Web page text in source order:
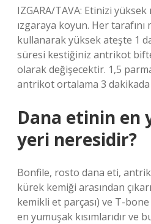
IZGARA/TAVA: Etinizi yüksek
ızgaraya koyun. Her
kullanarak yüksek ateşte 1
süresi kestiğiniz antrikot
olarak değişecektir. 1,5
antrikot ortalama 3
Dana etinin en
yeri neresidir?
Bonfile, rosto dana eti,
kürek kemiği arasından
kemikli et parçası) ve T-
en yumuşak kısımlarıdır ve